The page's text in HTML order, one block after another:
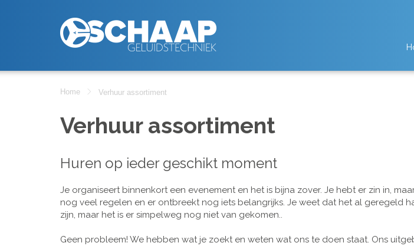
Home Verhuur assortiment
Verhuur assortiment
Huren op ieder geschikt moment
Je organiseert binnenkort een evenement en het is bijna zover. Je hebt er zin in,
nog veel regelen en er ontbreekt nog iets belangrijks. Je weet dat het al geregeld
zijn, maar het is er simpelweg nog niet van gekomen..
Geen probleem! We hebben wat je zoekt en weten wat ons te doen staat. Ons